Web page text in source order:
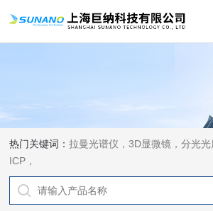
热门关键词：拉曼光谱仪，3D显微镜，分光光
ICP，